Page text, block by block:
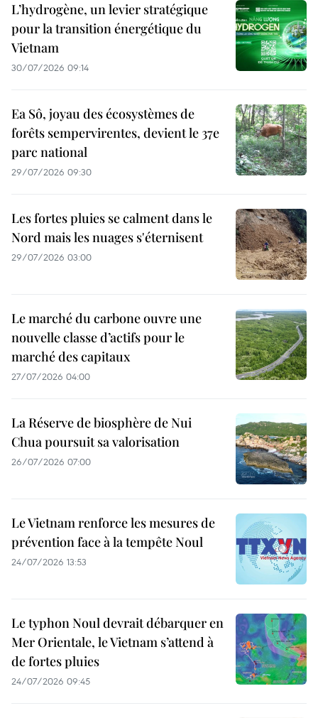
L’hydrogène, un levier stratégique
pour la transition énergétique du
Vietnam
30/07/2026 09:14
Ea Sô, joyau des écosystèmes de
forêts sempervirentes, devient le 37e
parc national
29/07/2026 09:30
Les fortes pluies se calment dans le
Nord mais les nuages s'éternisent
29/07/2026 03:00
Le marché du carbone ouvre une
nouvelle classe d’actifs pour le
marché des capitaux
27/07/2026 04:00
La Réserve de biosphère de Nui
Chua poursuit sa valorisation
26/07/2026 07:00
Le Vietnam renforce les mesures de
prévention face à la tempête Noul
24/07/2026 13:53
Le typhon Noul devrait débarquer en
Mer Orientale, le Vietnam s’attend à
de fortes pluies
24/07/2026 09:45